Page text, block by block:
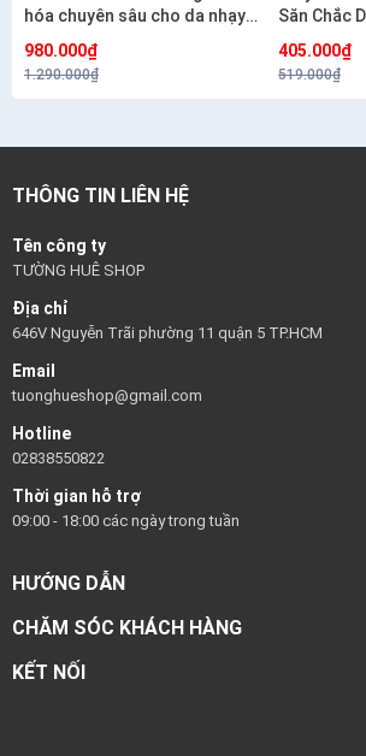
hóa chuyên sâu cho da nhạy
cảm CETAPHIL HEALTHY
RENEW SERUM 30G
980.000₫
1.290.000₫
Săn Chắc
405.000₫
519.000₫
THÔNG TIN LIÊN HỆ
Tên công ty
TƯỜNG HUÊ SHOP
Địa chỉ
646V Nguyễn Trãi phường 11 quận 5 TP.HCM
Email
tuonghueshop@gmail.com
Hotline
02838550822
Thời gian hỗ trợ
09:00 - 18:00 các ngày trong tuần
HƯỚNG DẪN
CHĂM SÓC KHÁCH HÀNG
KẾT NỐI